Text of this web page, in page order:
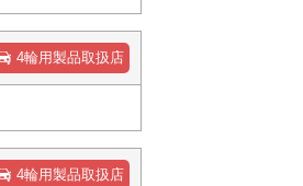
4輪用製品取扱店
4輪用製品取扱店